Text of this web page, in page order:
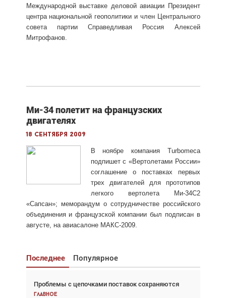
Международной выставке деловой авиации Президент
центра национальной геополитики и член Центрального
совета партии Справедливая Россия Алексей
Митрофанов.
Ми-34 полетит на французских
двигателях
18 сентября 2009
В ноябре компания Turbomeca
подпишет с «Вертолетами России»
соглашение о поставках первых
трех двигателей для прототипов
легкого вертолета Ми-34С2
«Сапсан»; меморандум о сотрудничестве российского
объединения и французской компании был подписан в
августе, на авиасалоне МАКС-2009.
Последнее Популярное
Проблемы с цепочками поставок сохраняются
Главное
Взгляд с высоты: тандем вертолётов и БПЛА в
спасательных операциях